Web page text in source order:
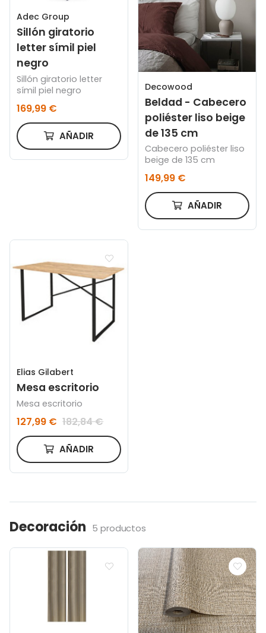
Adec Group
Sillón giratorio
letter símil piel
negro
Sillón giratorio letter
símil piel negro
169,99 €
AÑADIR
Decowood
Beldad - Cabecero
poliéster liso beige
de 135 cm
Cabecero poliéster liso
beige de 135 cm
149,99 €
AÑADIR
Elias Gilabert
Mesa escritorio
Mesa escritorio
127,99 € 182,84 €
AÑADIR
Decoración 5 productos